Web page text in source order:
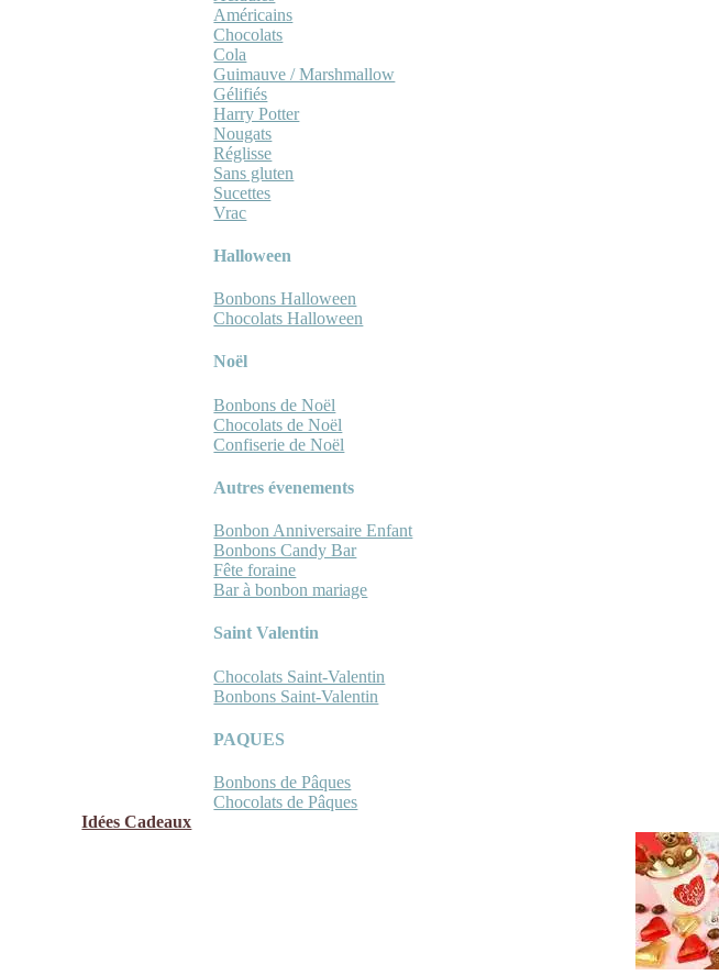
Américains
Chocolats
Cola
Guimauve / Marshmallow
Gélifiés
Harry Potter
Nougats
Réglisse
Sans gluten
Sucettes
Vrac
Halloween
Bonbons Halloween
Chocolats Halloween
Noël
Bonbons de Noël
Chocolats de Noël
Confiserie de Noël
Autres évenements
Bonbon Anniversaire Enfant
Bonbons Candy Bar
Fête foraine
Bar à bonbon mariage
Saint Valentin
Chocolats Saint-Valentin
Bonbons Saint-Valentin
PAQUES
Bonbons de Pâques
Chocolats de Pâques
Idées Cadeaux